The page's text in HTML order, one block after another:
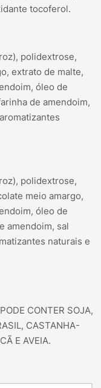
tocoferol.
polidextrose,
extrato de malte,
óleo de
de amendoim,
polidextrose,
meio amargo,
óleo de
amendoim, sal
naturais e
CONTER SOJA,
CASTANHA-
E AVEIA.